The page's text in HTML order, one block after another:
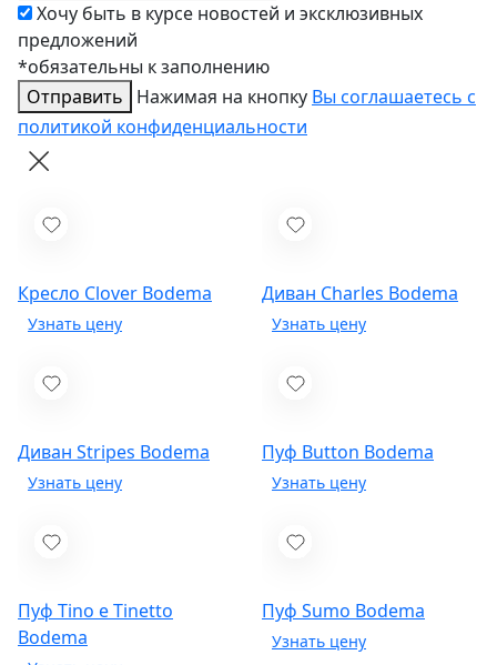
Хочу быть в курсе новостей и эксклюзивных
предложений
*обязательны к заполнению
Отправить
Нажимая на кнопку Вы соглашаетесь с
политикой конфиденциальности
Кресло Clover Bodema Диван Charles Bodema
Диван Stripes Bodema Пуф Button Bodema
Пуф Tino e Tinetto
Bodema
Пуф Sumo Bodema